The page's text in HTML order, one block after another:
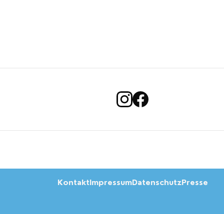
KontaktImpressumDatenschutzPresse